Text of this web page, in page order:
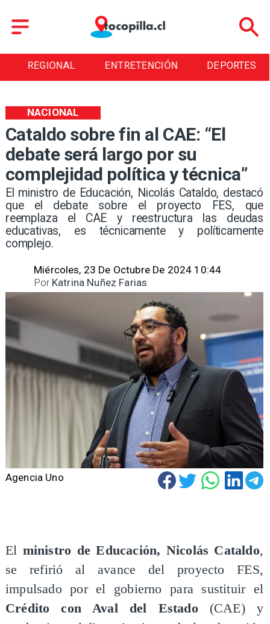
REGIONAL ENTRETENCIÓN DEPORTES
Cataldo sobre fin al CAE: “El
debate será largo por su
complejidad política y técnica”
​El ministro de Educación, Nicolás Cataldo, destacó
que el debate sobre el proyecto FES, que
reemplaza el CAE y reestructura las deudas
educativas, es técnicamente y políticamente
complejo.
NACIONAL
Miércoles, 23 De Octubre De 2024 10:44
Katrina Nuñez Farias
Por
Agencia Uno
​El ministro de Educación, Nicolás Cataldo,
se refirió al avance del proyecto FES,
impulsado por el gobierno para sustituir el
Crédito con Aval del Estado(CAE) y